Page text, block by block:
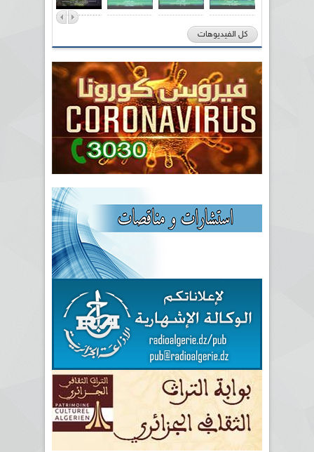
كل الفيديوهات